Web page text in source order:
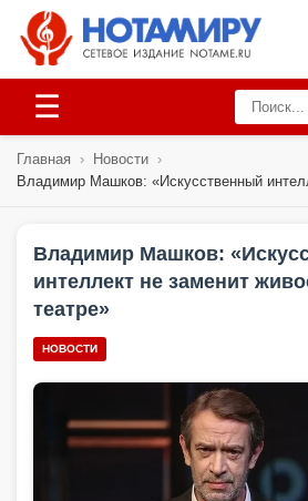
☰
Главная › Новости ›
Владимир Машков: «Искусственный
Владимир Машков:
интеллект не заменит
театре»
НОВОСТИ